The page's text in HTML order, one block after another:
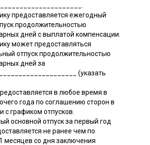
предоставляется ежегодный
продолжительностью
дней с выплатой компенсации.
может предоставляться
отпуск продолжительностью
дней за
(указать
в любое время в
года по соглашению сторон в
с графиком отпусков.
основной отпуск за первый год
не ранее чем по
месяцев со дня заключения